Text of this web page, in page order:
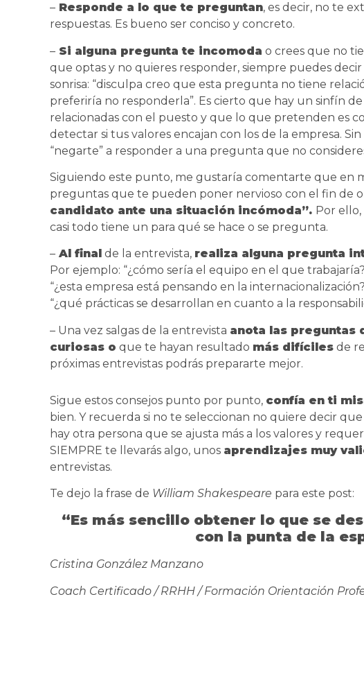
– Responde a lo que te preguntan, es decir, no te
respuestas. Es bueno ser conciso y concreto.
– Si alguna pregunta te incomoda o crees que no
que optas y no quieres responder, siempre puedes
sonrisa: “disculpa creo que esta pregunta no tiene
preferiría no responderla”. Es cierto que hay un sinfín
relacionadas con el puesto y que lo que pretenden es
detectar si tus valores encajan con los de la empresa.
“negarte” a responder a una pregunta que no
Siguiendo este punto, me gustaría comentarte que en
preguntas que te pueden poner nervioso con el fin de
candidato ante una situación incómoda”. Por
casi todo tiene un para qué se hace o se pregunta.
– Al final de la entrevista, realiza alguna pregunta
Por ejemplo: “¿cómo sería el equipo en el que
“¿esta empresa está pensando en la
“¿qué prácticas se desarrollan en cuanto a la
– Una vez salgas de la entrevista anota las preguntas
curiosas o que te hayan resultado más difíciles de
próximas entrevistas podrás prepararte mejor.
Sigue estos consejos punto por punto, confía en ti
bien. Y recuerda si no te seleccionan no quiere decir
hay otra persona que se ajusta más a los valores y
SIEMPRE te llevarás algo, unos aprendizajes muy
entrevistas.
Te dejo la frase de William Shakespeare para este post:
“Es más sencillo obtener lo que se
con la punta de la
Cristina González Manzano
Coach Certificado / RRHH / Formación Orientación